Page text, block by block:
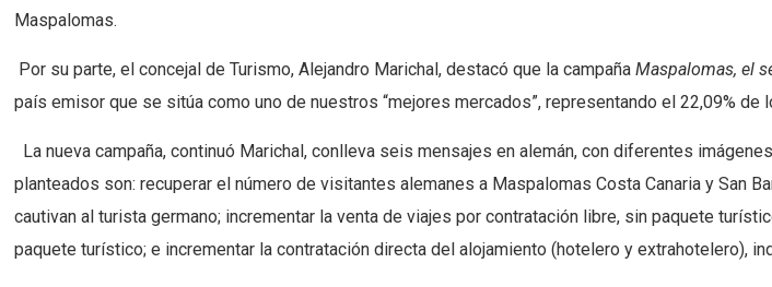
Maspalomas.
Por su parte, el concejal de Turismo, Alejandro Marichal, destacó que la campañaMaspalomas, el
país emisor que se sitúa como uno de nuestros “mejores mercados”, representando el 22,09% de
La nueva campaña, continuó Marichal, conlleva seis mensajes en alemán, con diferentes
planteados son: recuperar el número de visitantes alemanes a Maspalomas Costa Canaria y San
cautivan al turista germano; incrementar la venta de viajes por contratación libre, sin paquete
paquete turístico; e incrementar la contratación directa del alojamiento (hotelero y extrahotelero),